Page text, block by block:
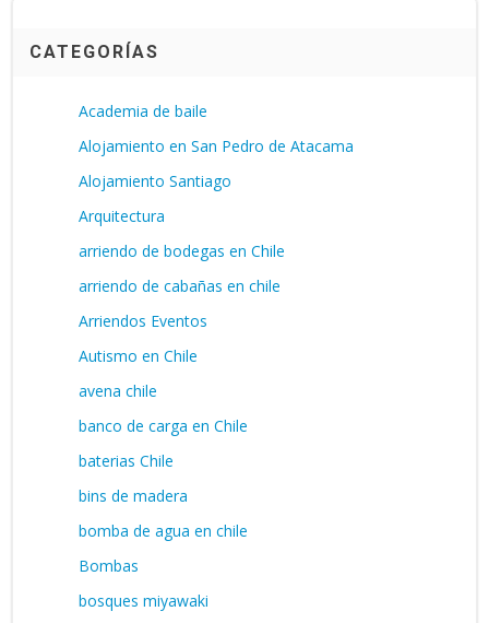
CATEGORÍAS
Academia de baile
Alojamiento en San Pedro de Atacama
Alojamiento Santiago
Arquitectura
arriendo de bodegas en Chile
arriendo de cabañas en chile
Arriendos Eventos
Autismo en Chile
avena chile
banco de carga en Chile
baterias Chile
bins de madera
bomba de agua en chile
Bombas
bosques miyawaki